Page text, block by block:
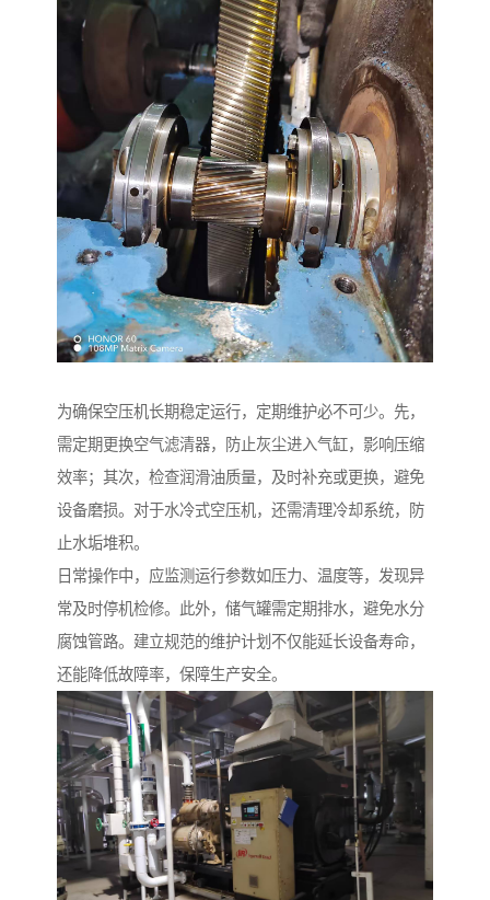
为确保空压机长期稳定运行，定期维护必不可少。先，
需定期更换空气滤清器，防止灰尘进入气缸，影响压缩
效率；其次，检查润滑油质量，及时补充或更换，避免
设备磨损。对于水冷式空压机，还需清理冷却系统，防
止水垢堆积。
日常操作中，应监测运行参数如压力、温度等，发现异
常及时停机检修。此外，储气罐需定期排水，避免水分
腐蚀管路。建立规范的维护计划不仅能延长设备寿命，
还能降低故障率，保障生产安全。